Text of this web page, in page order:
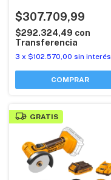
20V + BATERIA 2AH +
CARGADOR 2AH
INDUSTRIAL INGCO
$307.709,99
$292.324,49 con
Transferencia
3 x $102.570,00 sin interés
GRATIS